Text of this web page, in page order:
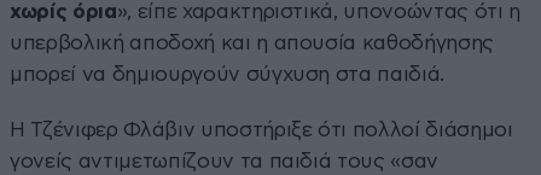
χωρίς όρια», είπε χαρακτηριστικά, υπονοώντας ότι η
υπερβολική αποδοχή και η απουσία καθοδήγησης
μπορεί να δημιουργούν σύγχυση στα παιδιά.
Η Τζένιφερ Φλάβιν υποστήριξε ότι πολλοί διάσημοι
γονείς αντιμετωπίζουν τα παιδιά τους «σαν